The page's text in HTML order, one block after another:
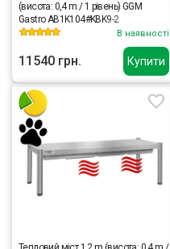
Купити
(висота: 0,4 m / 1 рівень) GGM
Gastro AB1K104#KBK9-2
В наявності
11540 грн.